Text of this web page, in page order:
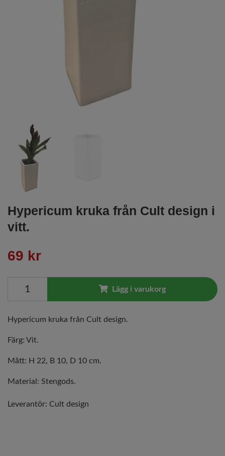
Hypericum kruka från Cult design i
vitt.
69 kr
Lägg i varukorg
Hypericum kruka från Cult design.
Färg: Vit.
Mått: H 22, B 10, D 10 cm.
Material: Stengods.
Leverantör: Cult design